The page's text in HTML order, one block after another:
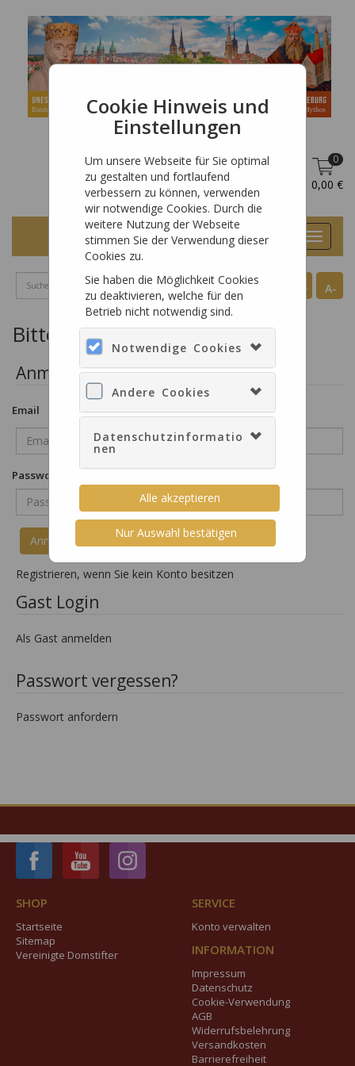
Cookie Hinweis und
Einstellungen
Um unsere Webseite für Sie optimal
zu gestalten und fortlaufend
verbessern zu können, verwenden
wir notwendige Cookies. Durch die
weitere Nutzung der Webseite
stimmen Sie der Verwendung dieser
Cookies zu.
Sie haben die Möglichkeit Cookies
zu deaktivieren, welche für den
Betrieb nicht notwendig sind.
Notwendige Cookies
Andere Cookies
Datenschutzinformatio
nen
Alle akzeptieren
Nur Auswahl bestätigen
DE Anmelden
0
0,00 €
Toggle
A-
A+
Bitte melden Sie sich an
Anmeldeformular
Email
Passwort
Registrieren, wenn Sie kein Konto besitzen
Gast Login
Als Gast anmelden
Passwort vergessen?
Passwort anfordern
SHOP
Startseite
Sitemap
Vereinigte Domstifter
SERVICE
Konto verwalten
INFORMATION
Impressum
Datenschutz
Cookie-Verwendung
AGB
Widerrufsbelehrung
Versandkosten
Barrierefreiheit